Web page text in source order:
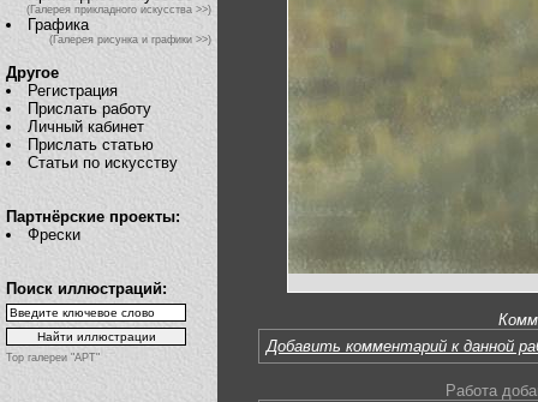
(Галерея прикладного искусства >>)
Графика
(Галерея рисунка и графики >>)
Другое
Регистрация
Прислать работу
Личный кабинет
Прислать статью
Статьи по искусству
Партнёрские проекты:
Фрески
Поиск иллюстраций:
Top галереи "АРТ"
Добавить комментарий к данной
Работа